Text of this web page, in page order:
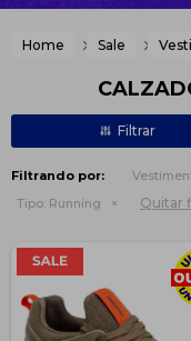
Home Sale
Filtrando por:
Tipo: Running Quitar